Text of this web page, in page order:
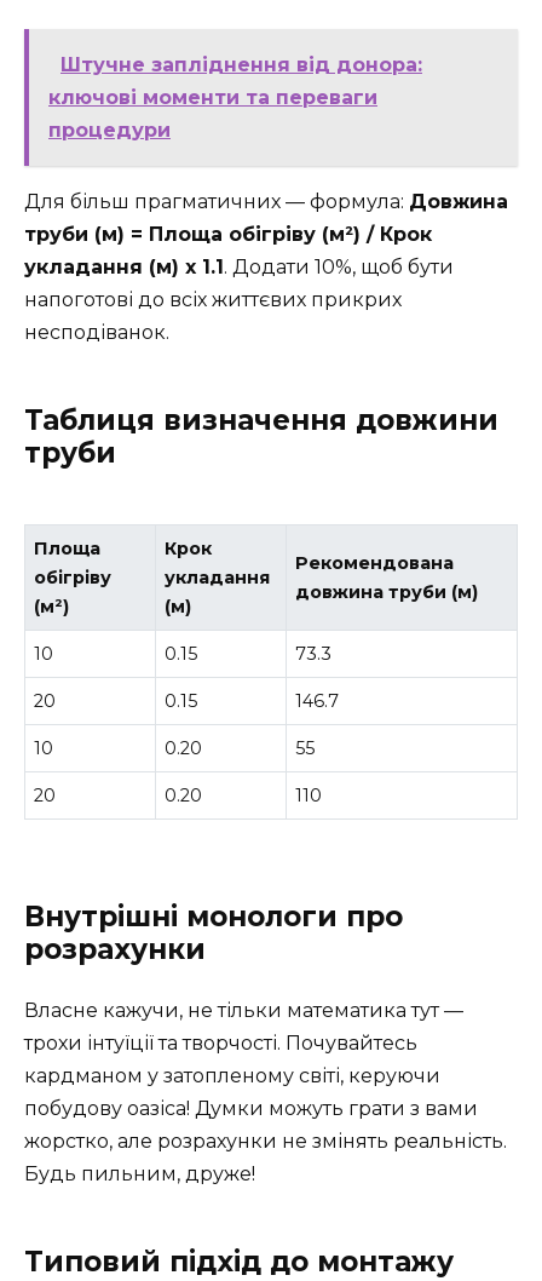
Штучне запліднення від донора:
ключові моменти та переваги
процедури
Для більш прагматичних — формула: Довжина
труби (м) = Площа обігріву (м²) / Крок
укладання (м) x 1.1. Додати 10%, щоб бути
напоготові до всіх життєвих прикрих
несподіванок.
Таблиця визначення довжини
труби
Площа
обігріву
(м²)
Крок
укладання
(м)
Рекомендована
довжина труби (м)
10 0.15 73.3
20 0.15 146.7
10 0.20 55
20 0.20 110
Внутрішні монологи про
розрахунки
Власне кажучи, не тільки математика тут —
трохи інтуїції та творчості. Почувайтесь
кардманом у затопленому світі, керуючи
побудову оазіса! Думки можуть грати з вами
жорстко, але розрахунки не змінять реальність.
Будь пильним, друже!
Типовий підхід до монтажу